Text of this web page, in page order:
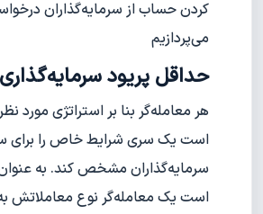
کردن حساب از سرمایه‌گذاران
می‌پردازیم
حداقل پریود سرمایه‌گذاری
هر معامله‌گر بنا بر استراتژی مورد
است یک سری شرایط خاص را برای
سرمایه‌گذاران مشخص کند. به
است یک معامله‌گر نوع معاملاتش